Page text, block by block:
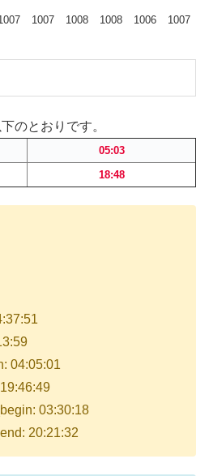
1007 1008 1008 1006 1007
のとおりです。
05:03
18:48
04:05:01
03:30:18
20:21:32